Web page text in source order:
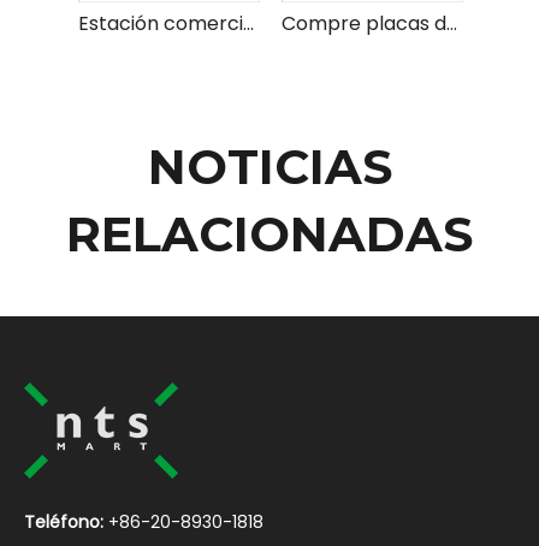
Estación comercial de papas fritas French Fry calentando y sosteniendo la estación para restaurantes Compre placas de inducción eléctrica portátiles para la venta ideal para cocinas pequeñas y cocción fácil
NOTICIAS
RELACIONADAS
Teléfono: +86-20-8930-1818